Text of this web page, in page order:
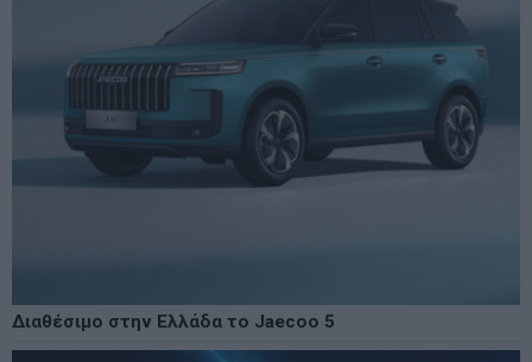
Διαθέσιμο στην Ελλάδα το Jaecoo 5